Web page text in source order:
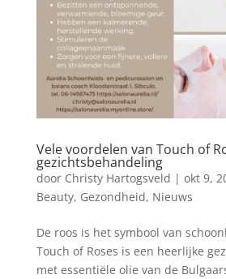
Vele voordelen van Touch of
gezichtsbehandeling
door Christy Hartogsveld | okt 9,
Beauty, Gezondheid, Nieuws
De roos is het symbool van
Touch of Roses is een heerlijke
met essentiële olie van de